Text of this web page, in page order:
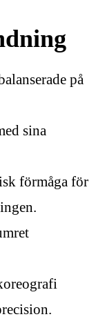
på
sina
förmåga för